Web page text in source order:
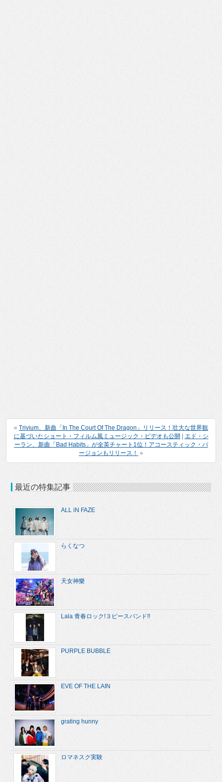
« Trivium、新曲「In The Court Of The Dragon」リリース！壮大な世界観
に基づいたショート・フィルム風ミュージック・ビデオも公開
エド・シ
ーラン、新曲「Bad Habits」が全英チャート1位！アコースティック・バ
ージョンもリリース！ »
最近の特集記事
ALL iN FAZE
らくなつ
天女神樂
Lala 青春ロック!３ピースバンド!!
PURPLE BUBBLE
EVE OF THE LAIN
grating hunny
ロマネスク実験